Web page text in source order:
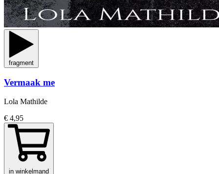
fragment
Vermaak me
Lola Mathilde
€ 4,95
in winkelmand